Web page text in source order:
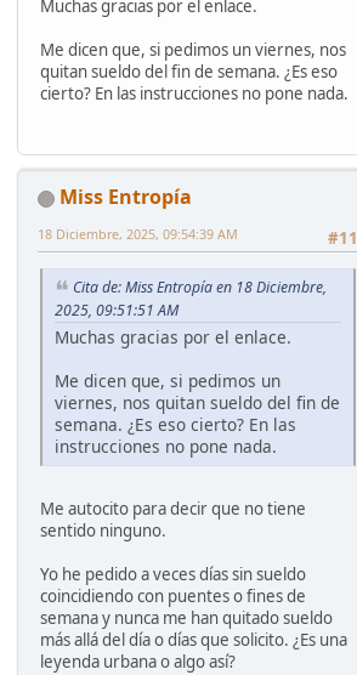
Muchas gracias por el enlace.
Me dicen que, si pedimos un viernes, nos
quitan sueldo del fin de semana. ¿Es eso
cierto? En las instrucciones no pone nada.
Miss Entropía
#11
18 Diciembre, 2025, 09:54:39 AM
Cita de: Miss Entropía en 18 Diciembre,
2025, 09:51:51 AM
Muchas gracias por el enlace.
Me dicen que, si pedimos un
viernes, nos quitan sueldo del fin de
semana. ¿Es eso cierto? En las
instrucciones no pone nada.
Me autocito para decir que no tiene
sentido ninguno.
Yo he pedido a veces días sin sueldo
coincidiendo con puentes o fines de
semana y nunca me han quitado sueldo
más allá del día o días que solicito. ¿Es una
leyenda urbana o algo así?